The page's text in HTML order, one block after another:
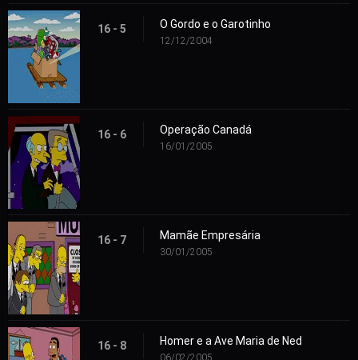
16 - 5 O Gordo e o Garotinho
12/12/2004
16 - 6 Operação Canadá
16/01/2005
16 - 7 Mamãe Empresária
30/01/2005
16 - 8 Homer e a Ave Maria de Ned
06/02/2005